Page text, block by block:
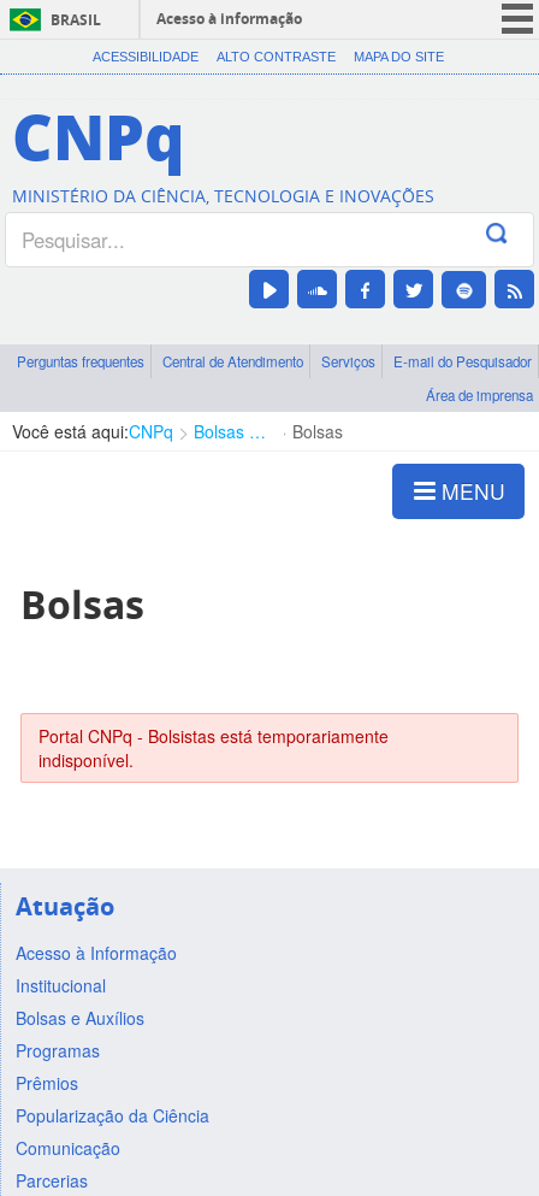
BRASIL
Acesso à informação
CORONAVÍRUS (COVID-19)
Canais
ACESSIBILIDADE ALTO CONTRASTE MAPA DO SITE
CNPq
MINISTÉRIO DA CIÊNCIA, TECNOLOGIA E INOVAÇÕES
Perguntas frequentes Central de Atendimento Serviços
E-mail do Pesquisador
Área de imprensa
Você está aqui:CNPq Bolsas e Auxílios Vigentes Bolsas
MENU
Bolsas
Portal CNPq - Bolsistas está temporariamente
indisponível.
Atuação
Acesso à Informação
Institucional
Bolsas e Auxílios
Programas
Prêmios
Popularização da Ciência
Comunicação
Parcerias